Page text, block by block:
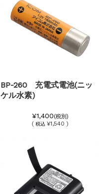
BP-260 充電式電池(ニッ
ケル水素)
¥1,400(税別)
(税込 ¥1,540 )